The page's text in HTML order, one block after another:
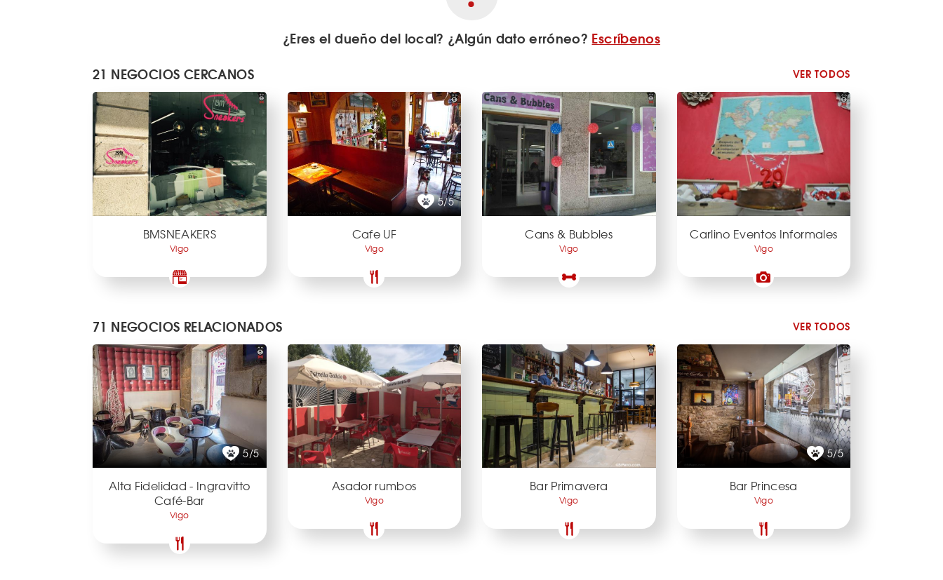
¿Eres el dueño del local? ¿Algún dato erróneo? Escríbenos
21 NEGOCIOS CERCANOS
VER TODOS
BMSNEAKERS
Vigo
5/5
Cafe UF
Vigo
Cans & Bubbles
Vigo
Carlino Eventos Informales
Vigo
71 NEGOCIOS RELACIONADOS VER TODOS
5/5
Alta Fidelidad - Ingravitto
Café-Bar
Vigo
Asador rumbos
Vigo
Bar Primavera
Vigo
5/5
Bar Princesa
Vigo